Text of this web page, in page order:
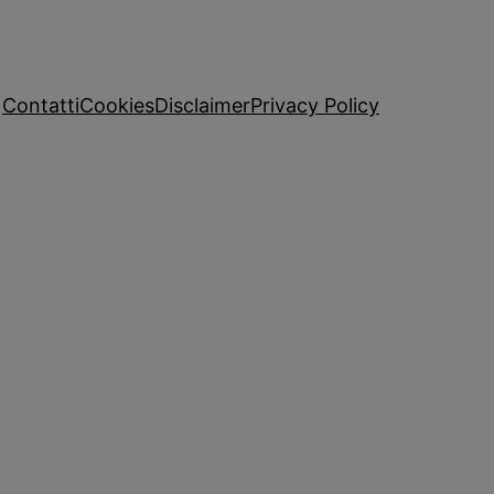
ContattiCookiesDisclaimerPrivacy Policy